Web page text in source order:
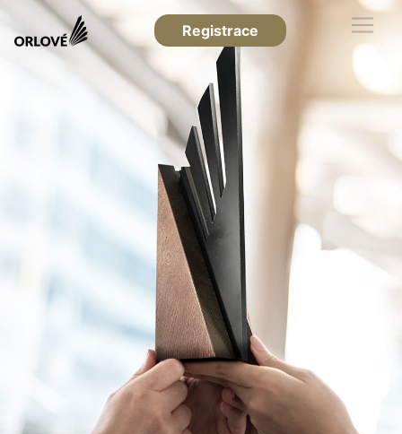
Registrace